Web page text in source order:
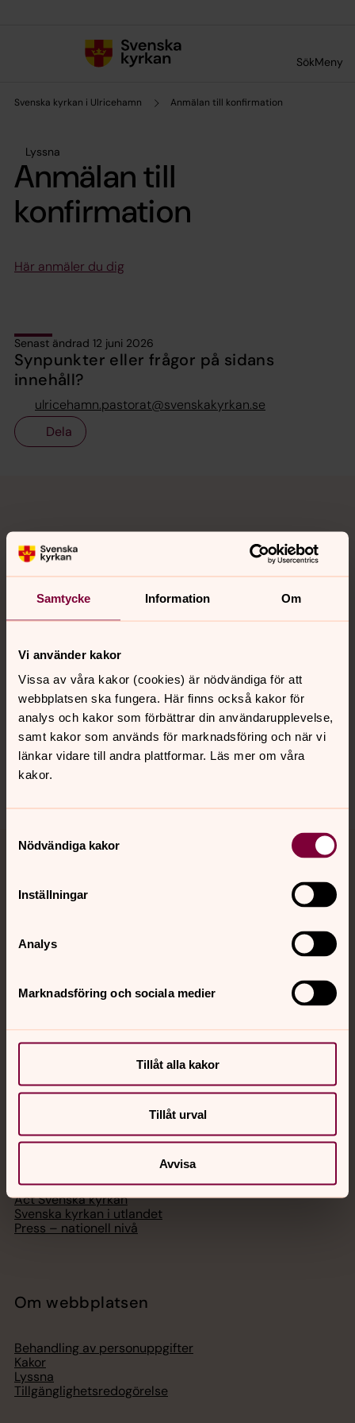
Samtycke Information Om
Vi använder kakor
Vissa av våra kakor (cookies) är nödvändiga för att
webbplatsen ska fungera. Här finns också kakor för
analys och kakor som förbättrar din användarupplevelse,
samt kakor som används för marknadsföring och när vi
länkar vidare till andra plattformar. Läs mer om våra
kakor.
Nödvändiga kakor
Inställningar
Analys
Marknadsföring och sociala medier
Tillåt alla kakor
Tillåt urval
Avvisa
SökMeny
Svenska kyrkan i Ulricehamn Anmälan till konfirmation
Lyssna
Anmälan till
konfirmation
Här anmäler du dig
Senast ändrad 12 juni 2026
Synpunkter eller frågor på sidans
innehåll?
ulricehamn.pastorat@svenskakyrkan.se
Dela
Kontakt
Kalender
Hitta snabbt
Sociala kanaler
Akut samtals- och krisstöd. Prata eller chatta anonymt
Digitalt brev
Svenska kyrkan
Bli medlem
Organisation
Act Svenska kyrkan
Svenska kyrkan i utlandet
Press – nationell nivå
Om webbplatsen
Behandling av personuppgifter
Kakor
Lyssna
Tillgänglighetsredogörelse